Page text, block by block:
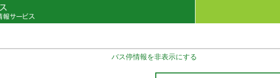
バス停情報を非表示にする